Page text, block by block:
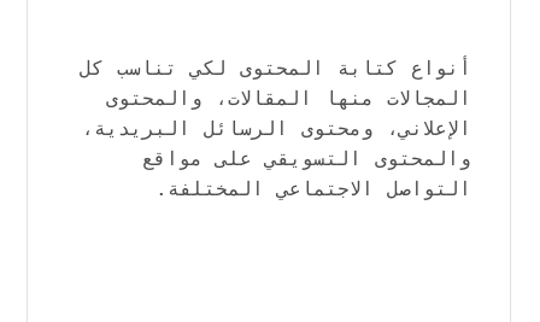
التواصل الاجتماعي المختلفة.